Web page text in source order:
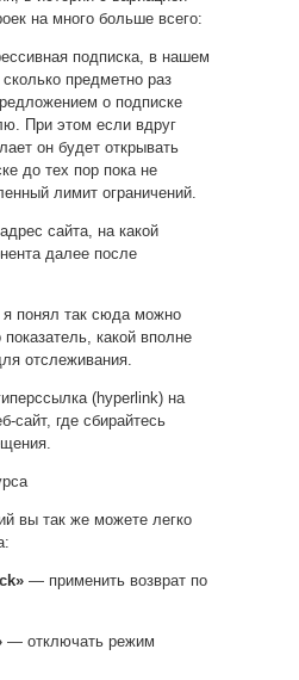
на много больше всего:
подписка, в нашем
предметно раз
о подписке
При этом если вдруг
он будет открывать
до тех пор пока не
лимит ограничений.
сайта, на какой
далее после
понял так сюда можно
показатель, какой вполне
отслеживания.
(hyperlink) на
сайт, где сбирайтесь
вы так же можете легко
— применить возврат по
— отключать режим